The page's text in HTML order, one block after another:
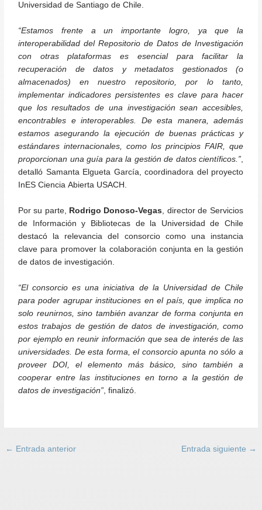
Universidad de Santiago de Chile.
“Estamos frente a un importante logro, ya que la
interoperabilidad del Repositorio de Datos de Investigación
con otras plataformas es esencial para facilitar la
recuperación de datos y metadatosgestionados (o
almacenados)en nuestro repositorio,por lo tanto,
implementar indicadores persistentes es clave para hacer
que los resultados de una investigación sean accesibles,
encontrables e interoperables . De esta manera, además
estamos asegurando la ejecución de buenas prácticas y
estándares internacionales, como los principios FAIR, que
proporcionan una guía para la gestión de datos científicos.”
detalló Samanta Elgueta García, coordinadora del proyecto
InES Ciencia Abierta USACH.
Por su parte, Rodrigo Donoso-Vegas , director de Servicios
de Información y Bibliotecas de la Universidad de Chile
destacó la relevancia del consorcio como una instancia
clave para promover la colaboración conjunta en la gestión
de datos de investigación.
“El consorcio es una iniciativa de la Universidad de Chile
para poder agrupar instituciones en el país, que implica no
solo reunirnos, sino también avanzar de forma conjunta en
estos trabajos de gestión de datos de investigación, como
por ejemplo en reunir información que sea de interés de las
universidades. De esta forma, el consorcio apunta no sólo a
proveer DOI, el elemento más básico, sino también a
cooperar entre las instituciones en torno a la gestión de
datos de investigación” , finalizó.
← Entrada anterior Entrada siguiente →